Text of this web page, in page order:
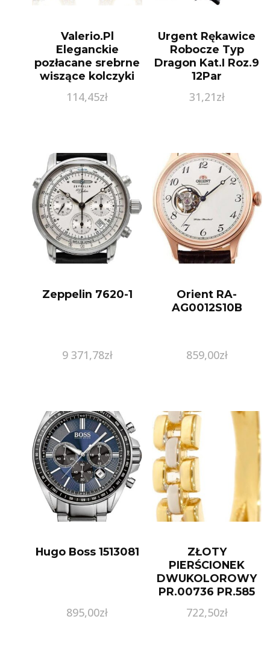
Valerio.Pl
Eleganckie
pozłacane srebrne
wiszące kolczyki
białe cyrkonie
114,45zł
Urgent Rękawice
Robocze Typ
Dragon Kat.I Roz.9
12Par
31,21zł
Zeppelin 7620-1
9 371,78zł
Orient RA-
AG0012S10B
859,00zł
Hugo Boss 1513081
895,00zł
ZŁOTY
PIERŚCIONEK
DWUKOLOROWY
PR.00736 PR.585
722,50zł